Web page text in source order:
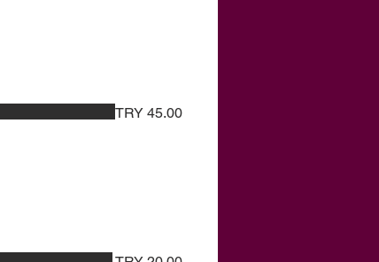
TRY 45.00